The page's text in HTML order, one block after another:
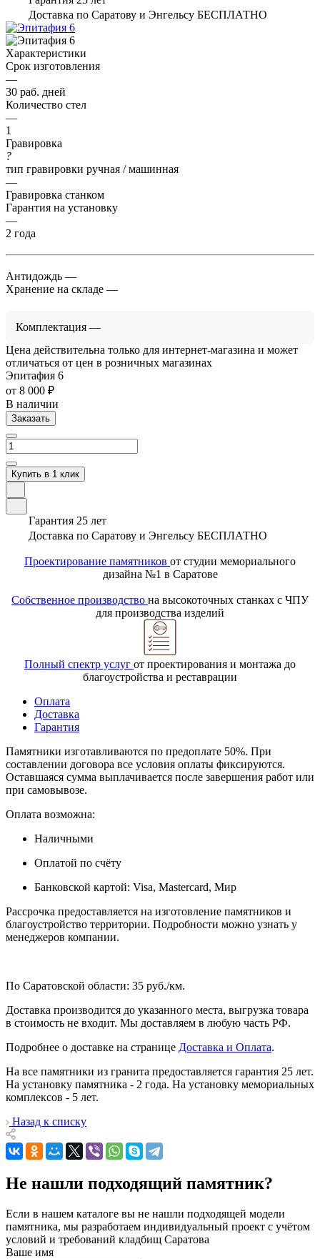
Доставка по Саратову и Энгельсу БЕСПЛАТНО
Характеристики
Срок изготовления
—
30 раб. дней
Количество стел
—
1
Гравировка
?
тип гравировки ручная / машинная
—
Гравировка станком
Гарантия на установку
—
2 года
Антидождь —
Хранение на складе —
Комплектация —
Цена действительна только для интернет-магазина и может
отличаться от цен в розничных магазинах
Эпитафия 6
от 8 000 ₽
В наличии
Заказать
Купить в 1 клик
Гарантия 25 лет
Доставка по Саратову и Энгельсу БЕСПЛАТНО
Проектирование памятников от студии мемориального
дизайна №1 в Саратове
Собственное производство на высокоточных станках с ЧПУ
для производства изделий
Полный спектр услуг от проектирования и монтажа до
благоустройства и реставрации
Оплата
Доставка
Гарантия
Памятники изготавливаются по предоплате 50%. При
составлении договора все условия оплаты фиксируются.
Оставшаяся сумма выплачивается после завершения работ или
при самовывозе.
Оплата возможна:
Наличными
Оплатой по счёту
Банковской картой: Visa, Mastercard, Мир
Рассрочка предоставляется на изготовление памятников и
благоустройство территории. Подробности можно узнать у
менеджеров компании.
По Саратовской области: 35 руб./км.
Доставка производится до указанного места, выгрузка товара
в стоимость не входит. Мы доставляем в любую часть РФ.
Подробнее о доставке на странице Доставка и Оплата.
На все памятники из гранита предоставляется гарантия 25 лет.
На установку памятника - 2 года. На установку мемориальных
комплексов - 5 лет.
Назад к списку
Не нашли подходящий памятник?
Если в нашем каталоге вы не нашли подходящей модели
памятника, мы разработаем индивидуальный проект с учётом
условий и требований кладбищ Саратова
Ваше имя